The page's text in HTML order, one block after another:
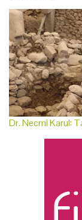
Dr. Necmi Karul: